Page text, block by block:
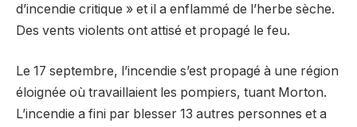
d’incendie critique » et il a enflammé de l’herbe sèche.
Des vents violents ont attisé et propagé le feu.
Le 17 septembre, l’incendie s’est propagé à une région
éloignée où travaillaient les pompiers, tuant Morton.
L’incendie a fini par blesser 13 autres personnes et a